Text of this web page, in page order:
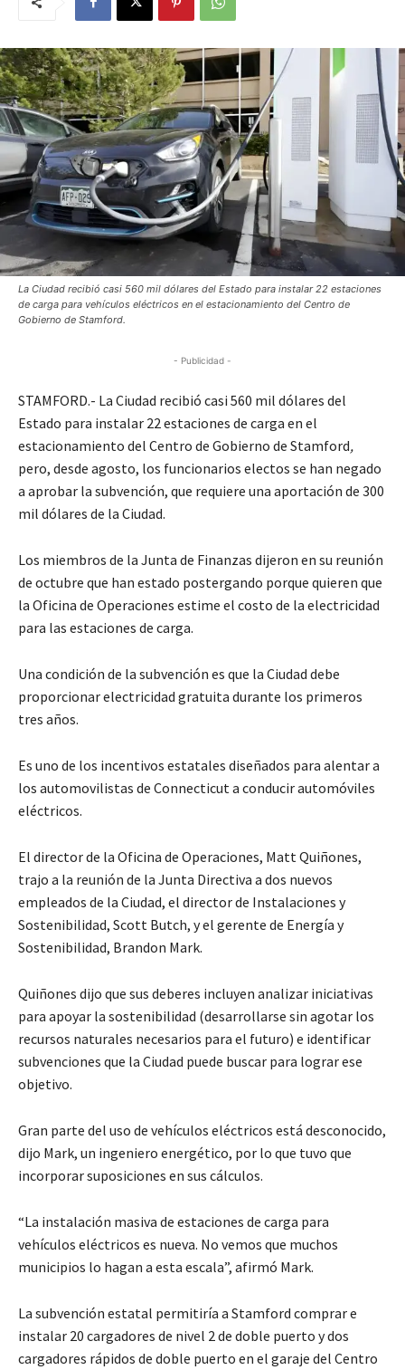
La Ciudad recibió casi 560 mil dólares del Estado para instalar 22 estaciones
de carga para vehículos eléctricos en el estacionamiento del Centro de
Gobierno de Stamford.
- Publicidad -
STAMFORD.- La Ciudad recibió casi 560 mil dólares del
Estado para instalar 22 estaciones de carga en el
estacionamiento del Centro de Gobierno de Stamford,
pero, desde agosto, los funcionarios electos se han negado
a aprobar la subvención, que requiere una aportación de 300
mil dólares de la Ciudad.
Los miembros de la Junta de Finanzas dijeron en su reunión
de octubre que han estado postergando porque quieren que
la Oficina de Operaciones estime el costo de la electricidad
para las estaciones de carga.
Una condición de la subvención es que la Ciudad debe
proporcionar electricidad gratuita durante los primeros
tres años.
Es uno de los incentivos estatales diseñados para alentar a
los automovilistas de Connecticut a conducir automóviles
eléctricos.
El director de la Oficina de Operaciones, Matt Quiñones,
trajo a la reunión de la Junta Directiva a dos nuevos
empleados de la Ciudad, el director de Instalaciones y
Sostenibilidad, Scott Butch, y el gerente de Energía y
Sostenibilidad, Brandon Mark.
Quiñones dijo que sus deberes incluyen analizar iniciativas
para apoyar la sostenibilidad (desarrollarse sin agotar los
recursos naturales necesarios para el futuro) e identificar
subvenciones que la Ciudad puede buscar para lograr ese
objetivo.
Gran parte del uso de vehículos eléctricos está desconocido,
dijo Mark, un ingeniero energético, por lo que tuvo que
incorporar suposiciones en sus cálculos.
“La instalación masiva de estaciones de carga para
vehículos eléctricos es nueva. No vemos que muchos
municipios lo hagan a esta escala”, afirmó Mark.
La subvención estatal permitiría a Stamford comprar e
instalar 20 cargadores de nivel 2 de doble puerto y dos
cargadores rápidos de doble puerto en el garaje del Centro